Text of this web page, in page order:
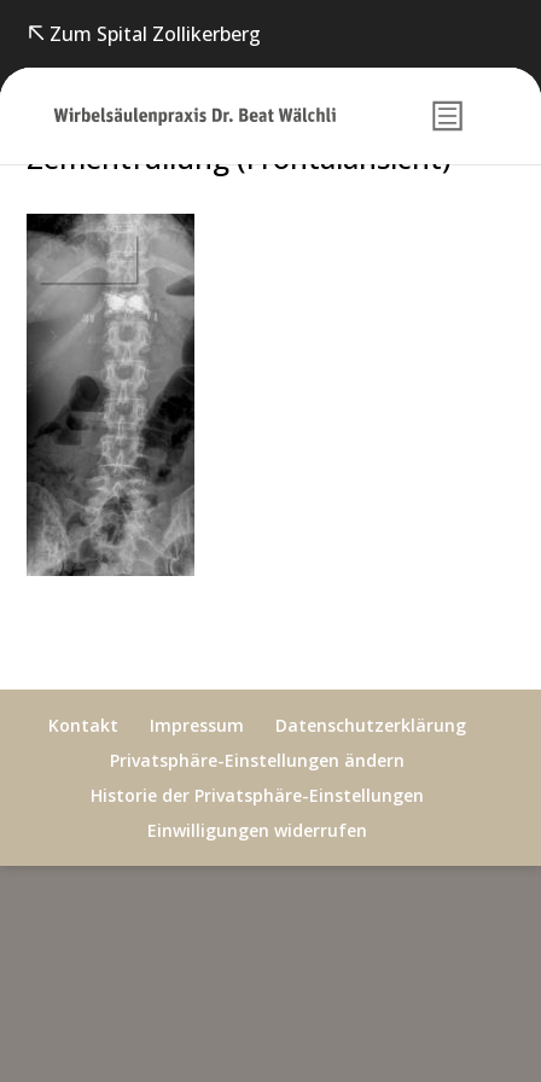
Zum Spital Zollikerberg
Zement­fül­lung (Frontal­ansicht)
Kontakt Impressum
Datenschutzerklärung
Privatsphäre-Einstellungen ändern
Historie der Privatsphäre-Einstellungen
Einwilligungen widerrufen